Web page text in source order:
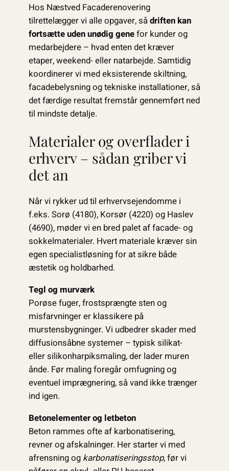
Hos Næstved Facaderenovering
tilrettelægger vi alle opgaver, sådriften kan
fortsætte uden unødig genefor kunder og
medarbejdere – hvad enten det kræver
etaper, weekend- eller natarbejde. Samtidig
koordinerer vi med eksisterende skiltning,
facadebelysning og tekniske installationer, så
det færdige resultat fremstår gennemført ned
til mindste detalje.
Materialer og overflader i
erhverv – sådan griber vi
det an
Når vi rykker ud til erhvervsejendomme i
f.eks. Sorø (4180), Korsør (4220) og Haslev
(4690), møder vi en bred palet af facade- og
sokkelmaterialer. Hvert materiale kræver sin
egen specialistløsning for at sikre både
æstetik og holdbarhed.
Tegl og murværk
Porøse fuger, frost­sprængte sten og
misfarvninger er klassikere på
murstensbygninger. Vi udbedrer skader med
diffusionsåbne systemer – typisk silikat-
eller silikonharpiks­maling, der lader muren
ånde. Før maling foregår omfugning og
eventuel imprægnering, så vand ikke trænger
ind igen.
Betonelementer og letbeton
Beton rammes ofte af karbonatisering,
revner og afskalninger. Her starter vi med
afrensning og karbonatiseringsstop, før vi